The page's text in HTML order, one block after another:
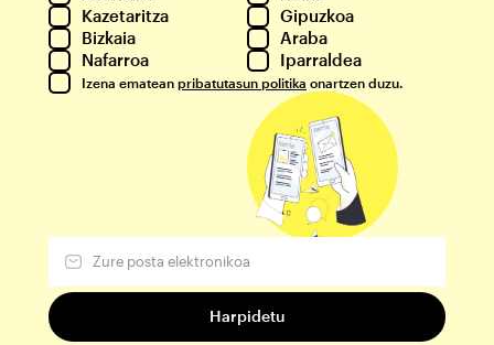
Kazetaritza
Gipuzkoa
Bizkaia
Araba
Nafarroa
Iparraldea
Izena ematean pribatutasun politika onartzen duzu.